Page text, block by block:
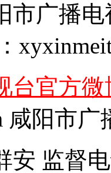
市广播电
台官方微
咸阳市
安 监督